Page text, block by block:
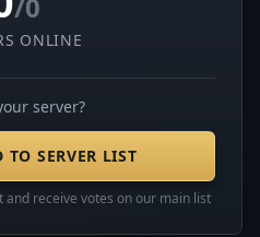
ONLINE
server?
SERVER LIST
receive votes on our main list